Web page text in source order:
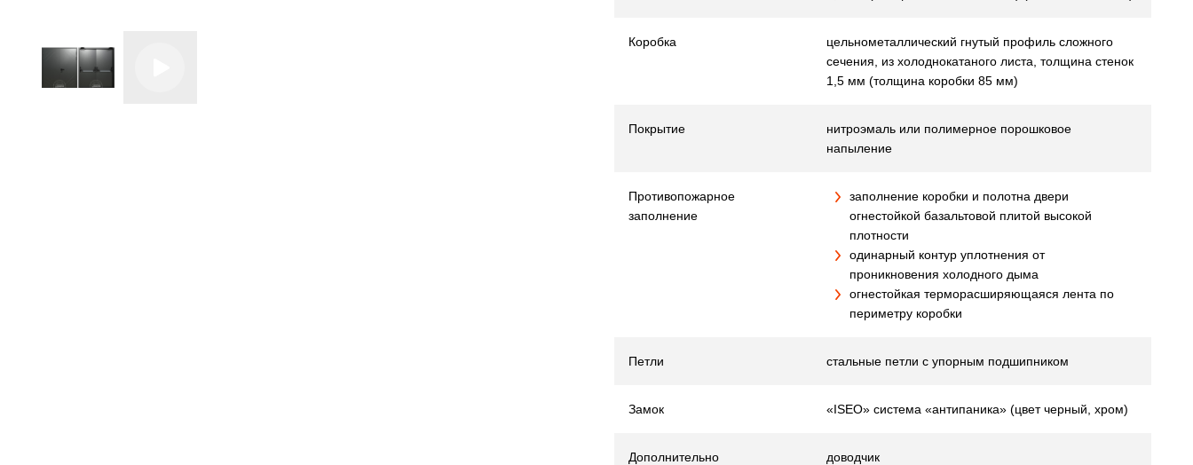
Коробка
цельнометаллический гнутый профиль сложного
сечения, из холоднокатаного листа, толщина стенок
1,5 мм (толщина коробки 85 мм)
Покрытие
нитроэмаль или полимерное порошковое
напыление
Противопожарное
заполнение
заполнение коробки и полотна двери
огнестойкой базальтовой плитой высокой
плотности
одинарный контур уплотнения от
проникновения холодного дыма
огнестойкая терморасширяющаяся лента по
периметру коробки
Петли стальные петли с упорным подшипником
Замок «ISEO» система «антипаника» (цвет черный, хром)
Дополнительно доводчик